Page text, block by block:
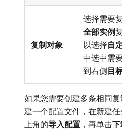
复制对象
选择需要
全部实例
以选择自
中选中需
到右侧目
如果您需要创建多条相同
建一个配置文件，在新建
上角的导入配置 ，再单击